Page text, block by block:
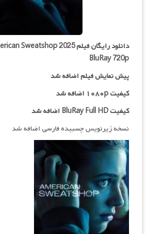
دانلود رایگان فیلمSweatshop 2025
BluRay 720p
پیش نمایش فیلم اضافه شد
کیفیت ۱۰۸۰p اضافه شد
کیفیت BluRay Full HD اضافه شد
نسخه زیرنویس چسبیده فارسی اضافه شد